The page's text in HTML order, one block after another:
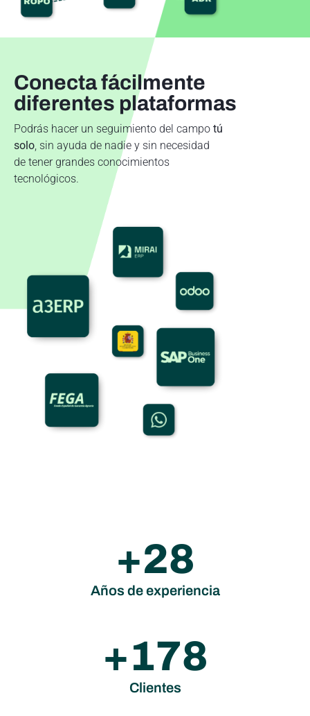
Conecta fácilmente
diferentes plataformas
Podrás hacer un seguimiento del campo tú
solo, sin ayuda de nadie y sin necesidad
de tener grandes conocimientos
tecnológicos.
Años de experiencia
+37
Clientes
+240